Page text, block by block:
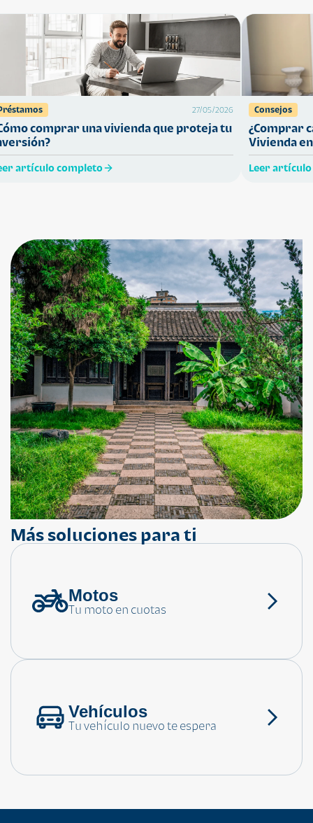
27/05/2026
comprar una vivienda que proteja tu
artículo completo
Consejos
¿Comprar
Vivienda
Leer
¿Necesitas ayuda?
Más soluciones para ti
Motos
Tu moto en cuotas
Vehículos
Tu vehículo nuevo te espera